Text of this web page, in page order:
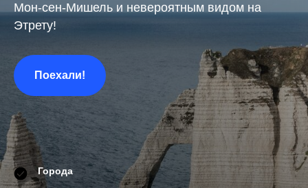
Мон-сен-Мишель и невероятным видом на
Этрету!
Поехали!
Города